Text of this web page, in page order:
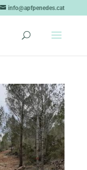
info@apfpenedes.cat